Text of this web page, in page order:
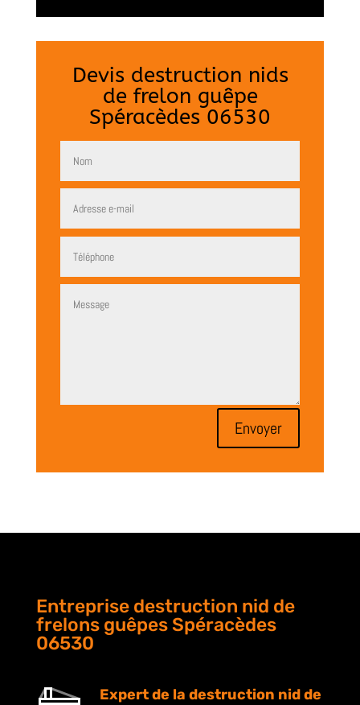
Devis destruction nids
de frelon guêpe
Spéracèdes 06530
Envoyer
Entreprise destruction nid de
frelons guêpes Spéracèdes
06530
Expert de la destruction nid de